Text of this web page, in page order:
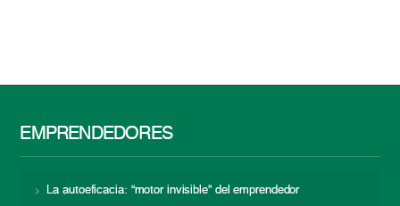
EMPRENDEDORES
La autoeficacia: “motor invisible” del emprendedor